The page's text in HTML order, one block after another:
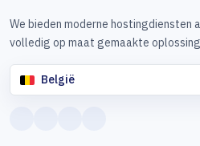
We bieden moderne hostingdiensten
volledig op maat gemaakte
België